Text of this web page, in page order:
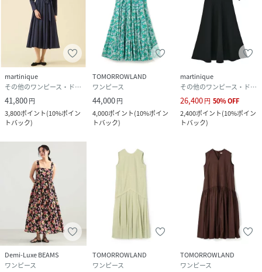
martinique
その他のワンピース・ドレス
41,800円
3,800ポイント(10%ポイン
トバック)
TOMORROWLAND
ワンピース
44,000円
4,000ポイント(10%ポイン
トバック)
martinique
その他のワンピース・ドレス
26,400円 50%OFF
2,400ポイント(10%ポイン
トバック)
Demi-Luxe BEAMS
ワンピース
TOMORROWLAND
ワンピース
TOMORROWLAND
ワンピース